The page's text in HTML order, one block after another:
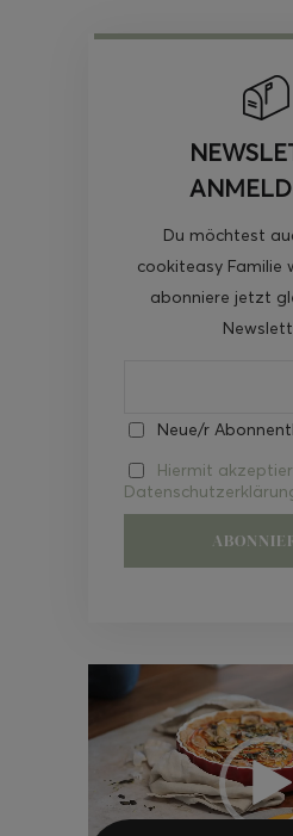
Du möchtest
cookiteasy Familie
abonniere jetzt
Neue/r
Hiermit
Video-